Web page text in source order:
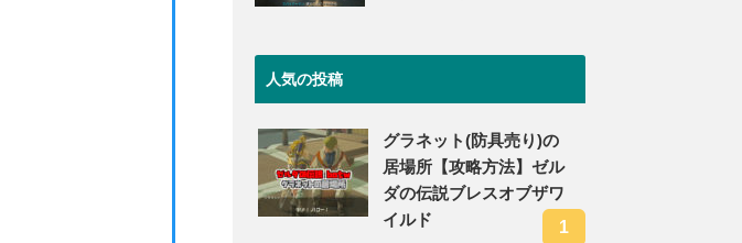
人気の投稿
グラネット(防具売り)の
居場所【攻略方法】ゼル
ダの伝説ブレスオブザワ
イルド